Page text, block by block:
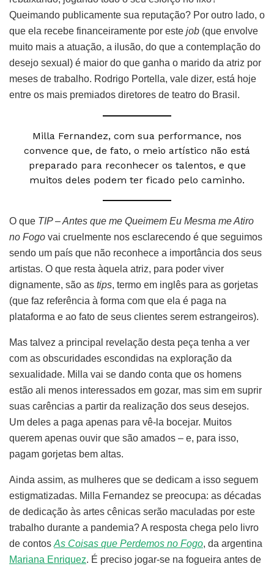
Queimando publicamente sua reputação? Por outro lado, o
que ela recebe financeiramente por este job (que envolve
muito mais a atuação, a ilusão, do que a contemplação do
desejo sexual) é maior do que ganha o marido da atriz por
meses de trabalho. Rodrigo Portella, vale dizer, está hoje
entre os mais premiados diretores de teatro do Brasil.
Milla Fernandez, com sua performance, nos
convence que, de fato, o meio artístico não está
preparado para reconhecer os talentos, e que
muitos deles podem ter ficado pelo caminho.
O que TIP – Antes que me Queimem Eu Mesma me Atiro
no Fogo vai cruelmente nos esclarecendo é que seguimos
sendo um país que não reconhece a importância dos seus
artistas. O que resta àquela atriz, para poder viver
dignamente, são as tips, termo em inglês para as gorjetas
(que faz referência à forma com que ela é paga na
plataforma e ao fato de seus clientes serem estrangeiros).
Mas talvez a principal revelação desta peça tenha a ver
com as obscuridades escondidas na exploração da
sexualidade. Milla vai se dando conta que os homens
estão ali menos interessados em gozar, mas sim em suprir
suas carências a partir da realização dos seus desejos.
Um deles a paga apenas para vê-la bocejar. Muitos
querem apenas ouvir que são amados – e, para isso,
pagam gorjetas bem altas.
Ainda assim, as mulheres que se dedicam a isso seguem
estigmatizadas. Milla Fernandez se preocupa: as décadas
de dedicação às artes cênicas serão maculadas por este
trabalho durante a pandemia? A resposta chega pelo livro
de contosAs Coisas que Perdemos no Fogo, da argentina
Mariana Enriquez. É preciso jogar-se na fogueira antes de